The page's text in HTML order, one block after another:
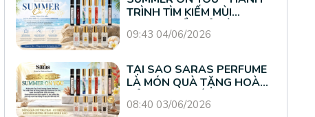
TRÌNH TÌM KIẾM MÙI
SARAS PERFUME
09:43 04/06/2026
TẠI SAO SARAS PERFUME
LÀ MÓN QUÀ TẶNG HOÀN
TRONG THÁNG 4 NÀY?
08:40 03/06/2026